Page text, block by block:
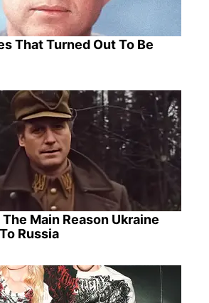
That Turned Out To Be
Main Reason Ukraine
Russia